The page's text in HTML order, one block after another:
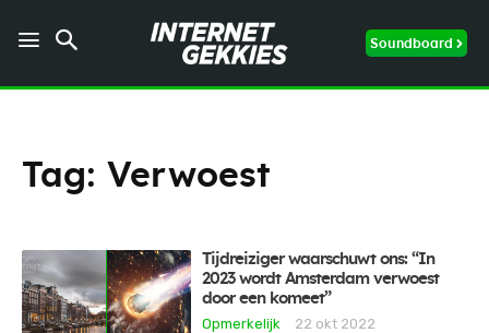
Soundboard
Tag: Verwoest
Tijdreiziger waarschuwt ons: “In
2023 wordt Amsterdam verwoest
door een komeet”
Opmerkelijk
22 okt 2022